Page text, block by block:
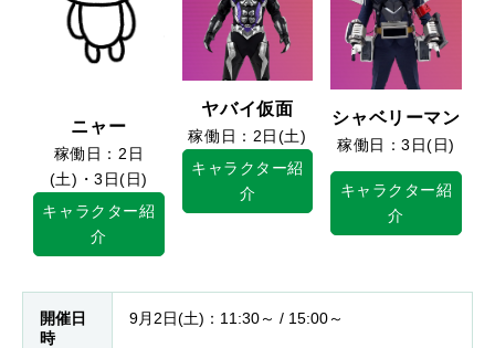
ニャー
稼働日：2日
(土)・3日(日)
キャラクター紹
介
ヤバイ仮面
稼働日：2日(土)
キャラクター紹
介
シャベリーマン
稼働日：3日(日)
キャラクター紹
介
開催日
時
9月2日(土)：11:30～ / 15:00～